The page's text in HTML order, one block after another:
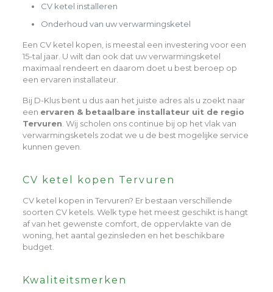
CV ketel installeren
Onderhoud van uw verwarmingsketel
Een CV ketel kopen, is meestal een investering voor een
15-tal jaar. U wilt dan ook dat uw verwarmingsketel
maximaal rendeert en daarom doet u best beroep op
een ervaren installateur.
Bij D-Klus bent u dus aan het juiste adres als u zoekt naar
een ervaren & betaalbare installateur uit de regio
Tervuren . Wij scholen ons continue bij op het vlak van
verwarmingsketels zodat we u de best mogelijke service
kunnen geven.
CV ketel kopen Tervuren
CV ketel kopen in Tervuren? Er bestaan verschillende
soorten CV ketels. Welk type het meest geschikt is hangt
af van het gewenste comfort, de oppervlakte van de
woning, het aantal gezinsleden en het beschikbare
budget.
Kwaliteitsmerken